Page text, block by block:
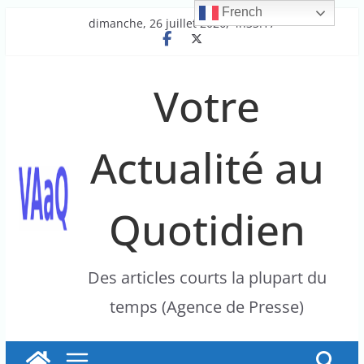
dimanche, 26 juillet 2026, 4h33:17
Votre
Actualité au
Quotidien
Des articles courts la plupart du
temps (Agence de Presse)
French